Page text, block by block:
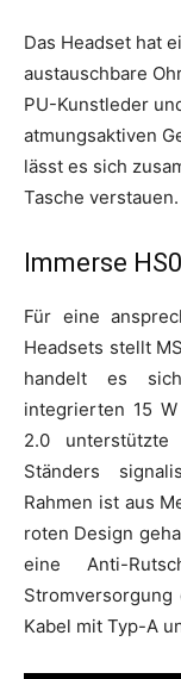
Das Headset hat
austauschbare
PU-Kunstleder
atmungsaktiven
lässt es sich
Tasche verstauen.
Immerse
Für eine
Headsets stellt
handelt es
integrierten 15
2.0 unterstützte
Ständers
Rahmen ist aus
roten Design
eine Anti-
Kabel mit Typ-A